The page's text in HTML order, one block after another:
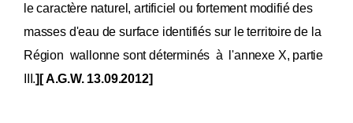
le caractère naturel, artificiel ou fortement modifié des
masses d'eau de surface identifiés sur le territoire de la
Région wallonne sont déterminés à l'annexe X, partie
III.][ A.G.W. 13.09.2012]